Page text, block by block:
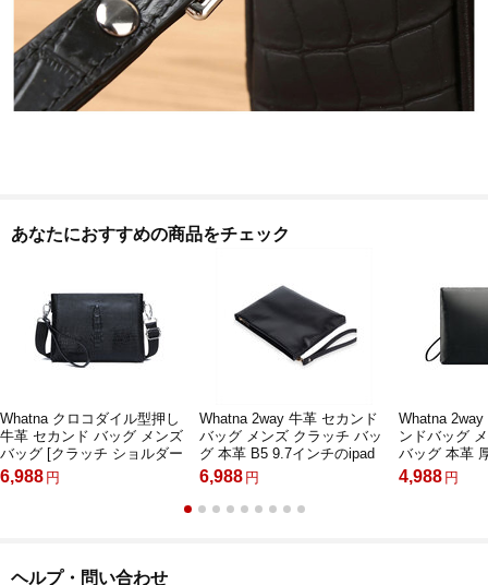
あなたにおすすめの商品をチェック
Whatna クロコダイル型押し
牛革 セカンド バッグ メンズ
バッグ [クラッチ ショルダー
肩掛け 結婚式 バッグ] 6枚カ
ード収納 手持ちバッグ ビジ
6,988 円
Whatna 2way 牛革 セカンド
バッグ メンズ クラッチ バッ
グ 本革 B5 9.7インチのipad
収納可 カジュアル フォーマ
ル 冠婚葬祭 結婚式 バッグ紳
士用 男性用 黑
6,988 円
Whatna
ンドバッグ
バッグ 本革
9.7インチの
ード収納 小
4,988 円
ヘルプ・問い合わせ